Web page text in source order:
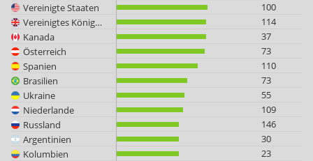
Vereinigte Staaten
100
Vereinigtes Königreich
114
Kanada
37
Österreich
73
Spanien
110
Brasilien
73
Ukraine
55
Niederlande
109
Russland
146
Argentinien
30
Kolumbien
23